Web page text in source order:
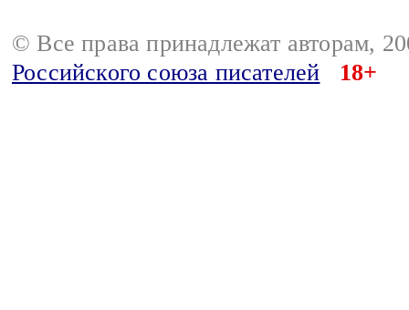
© Все права принадлежат авторам,
Российского союза писателей
18+